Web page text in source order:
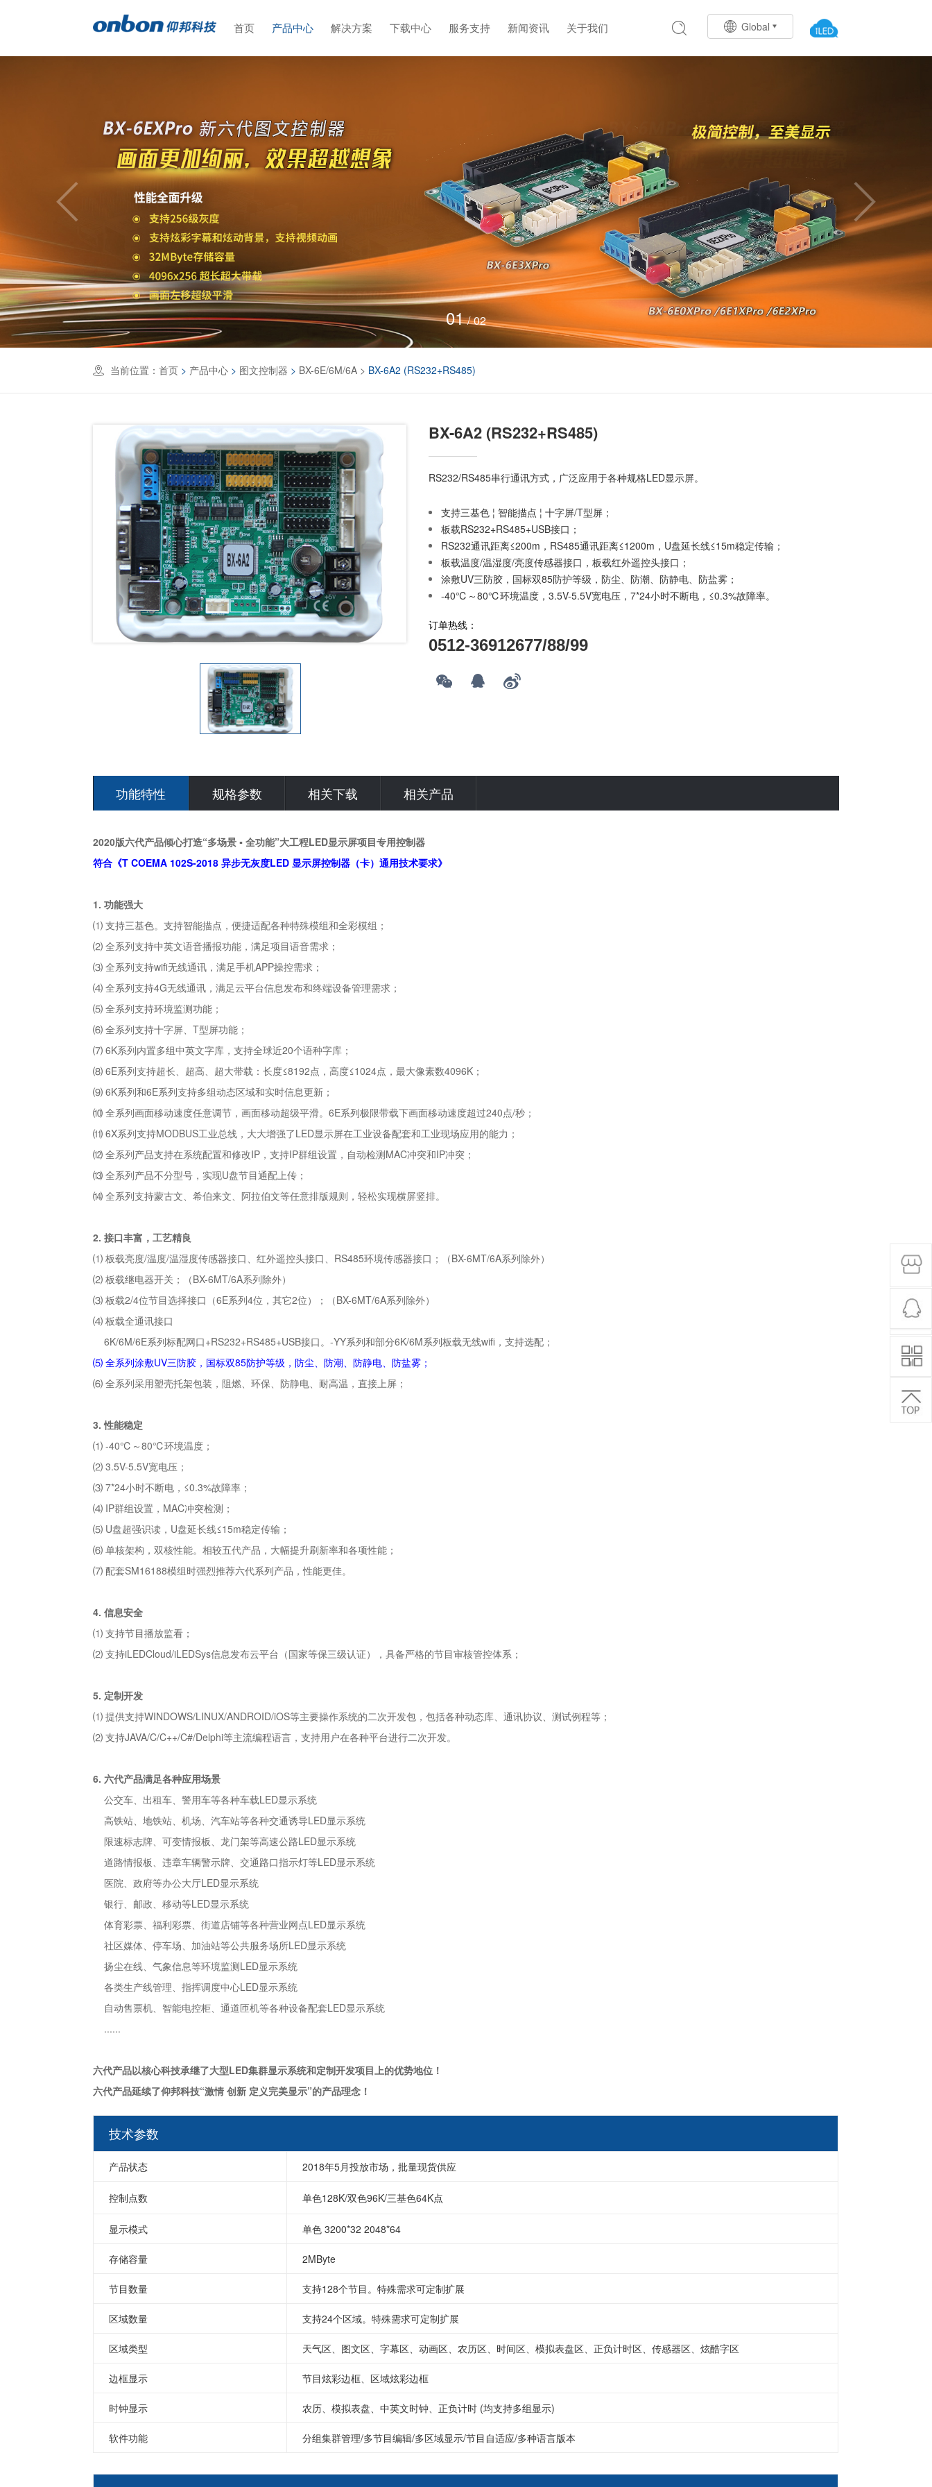
首页 产品中心 解决方案 下载中心 服务支持 新闻资讯 关于我们 Global
02 / 02
当前位置：首页 > 产品中心 > 图文控制器 > BX-6E/6M/6A > BX-6A2 (RS232+RS485)
BX-6A2 (RS232+RS485)
RS232/RS485串行通讯方式，广泛应用于各种规格LED显示屏。
支持三基色 ¦ 智能描点 ¦ 十字屏/T型屏；
板载RS232+RS485+USB接口；
RS232通讯距离≤200m，RS485通讯距离≤1200m，U盘延长线≤15m稳定传输；
板载温度/温湿度/亮度传感器接口，板载红外遥控头接口；
涂敷UV三防胶，国标双85防护等级，防尘、防潮、防静电、防盐雾；
-40℃～80℃环境温度，3.5V-5.5V宽电压，7*24小时不断电，≤0.3%故障率。
订单热线：
0512-36912677/88/99
功能特性 规格参数 相关下载 相关产品
2020版六代产品倾心打造“多场景 ▪ 全功能”大工程LED显示屏项目专用控制器
符合《T COEMA 102S-2018 异步无灰度LED 显示屏控制器（卡）通用技术要求》
1. 功能强大
⑴ 支持三基色。支持智能描点，便捷适配各种特殊模组和全彩模组；
⑵ 全系列支持中英文语音播报功能，满足项目语音需求；
⑶ 全系列支持wifi无线通讯，满足手机APP操控需求；
⑷ 全系列支持4G无线通讯，满足云平台信息发布和终端设备管理需求；
⑸ 全系列支持环境监测功能；
⑹ 全系列支持十字屏、T型屏功能；
⑺ 6K系列内置多组中英文字库，支持全球近20个语种字库；
⑻ 6E系列支持超长、超高、超大带载：长度≤8192点，高度≤1024点，最大像素数4096K；
⑼ 6K系列和6E系列支持多组动态区域和实时信息更新；
⑽ 全系列画面移动速度任意调节，画面移动超级平滑。6E系列极限带载下画面移动速度超过240点/秒；
⑾ 6X系列支持MODBUS工业总线，大大增强了LED显示屏在工业设备配套和工业现场应用的能力；
⑿ 全系列产品支持在系统配置和修改IP，支持IP群组设置，自动检测MAC冲突和IP冲突；
⒀ 全系列产品不分型号，实现U盘节目通配上传；
⒁ 全系列支持蒙古文、希伯来文、阿拉伯文等任意排版规则，轻松实现横屏竖排。
2. 接口丰富，工艺精良
⑴ 板载亮度/温度/温湿度传感器接口、红外遥控头接口、RS485环境传感器接口；（BX-6MT/6A系列除外）
⑵ 板载继电器开关；（BX-6MT/6A系列除外）
⑶ 板载2/4位节目选择接口（6E系列4位，其它2位）；（BX-6MT/6A系列除外）
⑷ 板载全通讯接口
6K/6M/6E系列标配网口+RS232+RS485+USB接口。-YY系列和部分6K/6M系列板载无线wifi，支持选配；
⑸ 全系列涂敷UV三防胶，国标双85防护等级，防尘、防潮、防静电、防盐雾；
⑹ 全系列采用塑壳托架包装，阻燃、环保、防静电、耐高温，直接上屏；
3.性能稳定
⑴ -40℃～80℃环境温度；
⑵ 3.5V-5.5V宽电压；
⑶ 7*24小时不断电，≤0.3%故障率；
⑷ IP群组设置，MAC冲突检测；
⑸ U盘超强识读，U盘延长线≤15m稳定传输；
⑹ 单核架构，双核性能。相较五代产品，大幅提升刷新率和各项性能；
⑺ 配套SM16188模组时强烈推荐六代系列产品，性能更佳。
4.信息安全
⑴ 支持节目播放监看；
⑵ 支持iLEDCloud/iLEDSys信息发布云平台（国家等保三级认证），具备严格的节目审核管控体系；
5. 定制开发
⑴ 提供支持WINDOWS/LINUX/ANDROID/iOS等主要操作系统的二次开发包，包括各种动态库、通讯协议、测试例程等；
⑵ 支持JAVA/C/C++/C#/Delphi等主流编程语言，支持用户在各种平台进行二次开发。
6. 六代产品满足各种应用场景
公交车、出租车、警用车等各种车载LED显示系统
高铁站、地铁站、机场、汽车站等各种交通诱导LED显示系统
限速标志牌、可变情报板、龙门架等高速公路LED显示系统
道路情报板、违章车辆警示牌、交通路口指示灯等LED显示系统
医院、政府等办公大厅LED显示系统
银行、邮政、移动等LED显示系统
体育彩票、福利彩票、街道店铺等各种营业网点LED显示系统
社区媒体、停车场、加油站等公共服务场所LED显示系统
扬尘在线、气象信息等环境监测LED显示系统
各类生产线管理、指挥调度中心LED显示系统
自动售票机、智能电控柜、通道匝机等各种设备配套LED显示系统
......
六代产品以核心科技承继了大型LED集群显示系统和定制开发项目上的优势地位！
六代产品延续了仰邦科技“激情 创新 定义完美显示”的产品理念！
技术参数
产品状态 2018年5月投放市场，批量现货供应
控制点数 单色128K/双色96K/三基色64K点
显示模式 单色 3200*32 2048*64
存储容量 2MByte
节目数量 支持128个节目。特殊需求可定制扩展
区域数量 支持24个区域。特殊需求可定制扩展
区域类型 天气区、图文区、字幕区、动画区、农历区、时间区、模拟表盘区、正负计时区、传感器区、炫酷字区
边框显示 节目炫彩边框、区域炫彩边框
时钟显示 农历、模拟表盘、中英文时钟、正负计时 (均支持多组显示)
软件功能 分组集群管理/多节目编辑/多区域显示/节目自适应/多种语言版本